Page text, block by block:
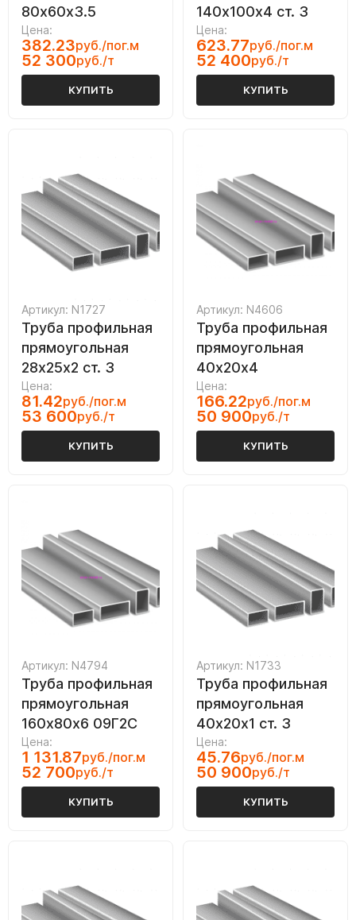
80х60х3.5
Цена:
382.23руб./пог.м
52 300руб./т
КУПИТЬ
140х100х4 ст. 3
Цена:
623.77руб./пог.м
52 400руб./т
КУПИТЬ
Артикул: N1727
Труба профильная
прямоугольная
28х25х2 ст. 3
Цена:
81.42руб./пог.м
53 600руб./т
КУПИТЬ
Артикул: N4606
Труба профильная
прямоугольная
40х20х4
Цена:
166.22руб./пог.м
50 900руб./т
КУПИТЬ
Артикул: N4794
Труба профильная
прямоугольная
160х80х6 09Г2С
Цена:
1 131.87руб./пог.м
52 700руб./т
КУПИТЬ
Артикул: N1733
Труба профильная
прямоугольная
40х20х1 ст. 3
Цена:
45.76руб./пог.м
50 900руб./т
КУПИТЬ